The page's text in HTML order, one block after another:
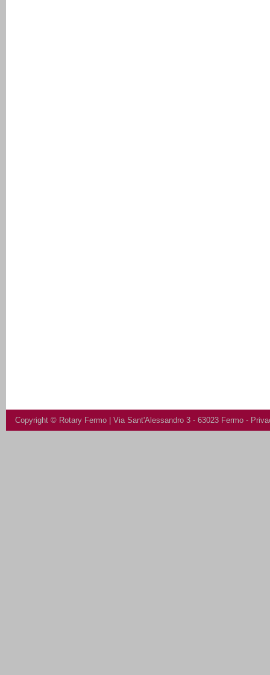
Copyright © Rotary Fermo | Via Sant'Alessandro 3 - 63023 Fermo -